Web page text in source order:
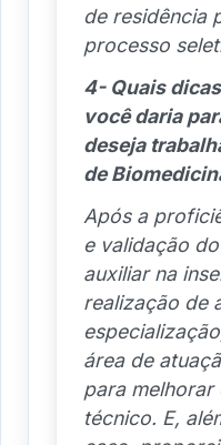
de residência
processo
4- Quais
você daria
deseja
de
Após a
e validação
auxiliar na
realização de
área de
para
técnico. E,